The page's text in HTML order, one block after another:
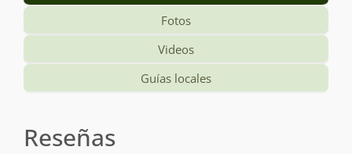
Fotos
Videos
Guías locales
Reseñas